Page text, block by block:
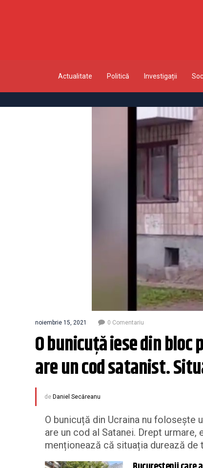
Actualitate Politică Investigații
noiembrie 15, 2021 0 Comentariu
O bunicuță iese din
are un cod satanist.
de Daniel Secăreanu
O bunicuță din Ucraina nu folosește
are un cod al Satanei. Drept
menționează că situația durează de